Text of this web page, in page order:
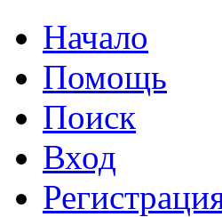
Начало
Помощь
Поиск
Вход